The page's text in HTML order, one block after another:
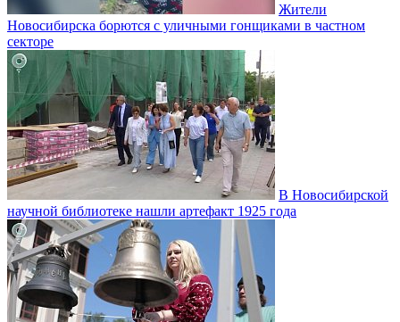
Жители
Новосибирска борются с уличными гонщиками в частном
секторе
В Новосибирской
научной библиотеке нашли артефакт 1925 года